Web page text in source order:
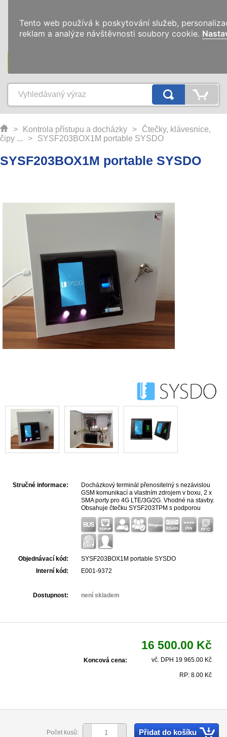
> Kontrola přístupu a docházky >
Čtečky, klávesnice,
čipy ...
> SYSF203BOX1M portable SYSDO
SYSF203BOX1M portable SYSDO
Stručné informace:
Docházkový terminál přenositelný s nezávislou
GSM komunikací a vlastním zdrojem v boxu, 2 x
SMA porty pro 4G LTE/3G/2G. Vhodné na stavby.
Obsahuje čtečku SYSF203TPM s podporou
identifikace ID čipem Mifare 125kHz , otisk prstů a
rozpoznání obličeje. napájení 230VAC, vlastní
zálohovaný zdroj.
Objednávací kód:
SYSF203BOX1M portable SYSDO
Interní kód:
E001-9372
Dostupnost: není skladem
Koncová cena:
16 500.00 Kč
vč. DPH 19 965.00 Kč
RP: 8.00 Kč
Počet kusů: Přidat do košíku
Tento web používá k poskytování služeb,
reklam a analýze návštěvnosti soubory cookie.